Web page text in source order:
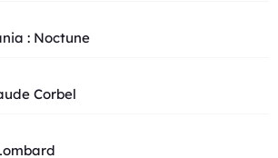
: Noctune
Corbel